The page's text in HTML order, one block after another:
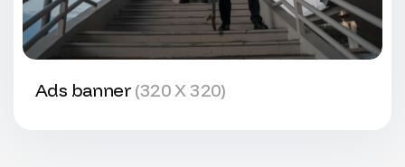
Ads banner (320 X 320)